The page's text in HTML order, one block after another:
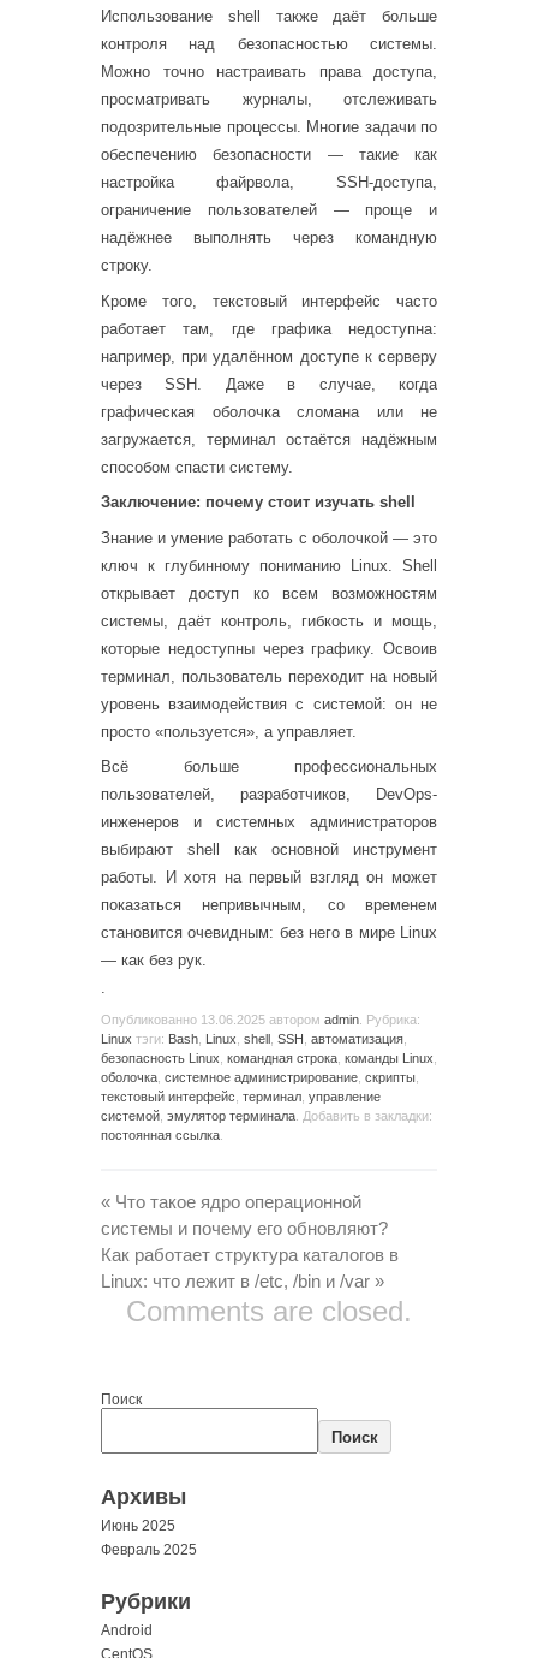
Использование shell также даёт больше
контроля над безопасностью системы.
Можно точно настраивать права доступа,
просматривать журналы, отслеживать
подозрительные процессы. Многие задачи по
обеспечению безопасности — такие как
настройка файрвола, SSH-доступа,
ограничение пользователей — проще и
надёжнее выполнять через командную
строку.
Кроме того, текстовый интерфейс часто
работает там, где графика недоступна:
например, при удалённом доступе к серверу
через SSH. Даже в случае, когда
графическая оболочка сломана или не
загружается, терминал остаётся надёжным
способом спасти систему.
Заключение: почему стоит изучать shell
Знание и умение работать с оболочкой — это
ключ к глубинному пониманию Linux. Shell
открывает доступ ко всем возможностям
системы, даёт контроль, гибкость и мощь,
которые недоступны через графику. Освоив
терминал, пользователь переходит на новый
уровень взаимодействия с системой: он не
просто «пользуется», а управляет.
Всё больше профессиональных
пользователей, разработчиков, DevOps-
инженеров и системных администраторов
выбирают shell как основной инструмент
работы. И хотя на первый взгляд он может
показаться непривычным, со временем
становится очевидным: без него в мире Linux
— как без рук.
.
Опубликованно 13.06.2025 автором admin . Рубрика:
Linux тэги: Bash Linux shell SSH автоматизация
безопасность Linux командная строка команды Linux
оболочка системное администрирование скрипты
текстовый интерфейс терминал управление
системой эмулятор терминала . Добавить в закладки:
постоянная ссылка
« Что такое ядро операционной
системы и почему его обновляют?
Как работает структура каталогов в
Linux: что лежит в /etc, /bin и /var »
Comments are closed.
Поиск
Поиск
Архивы
Июнь 2025
Февраль 2025
Рубрики
Android
CentOS